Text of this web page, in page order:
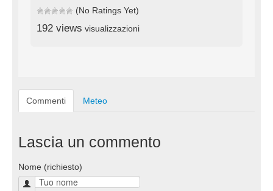
(No Ratings Yet)
192 views visualizzazioni
Commenti Meteo
Lascia un commento
Nome (richiesto)